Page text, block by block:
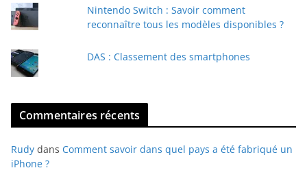
Nintendo Switch : Savoir comment
reconnaître tous les modèles disponibles ?
DAS : Classement des smartphones
Commentaires récents
Rudy dans Comment savoir dans quel pays a été fabriqué un
iPhone ?